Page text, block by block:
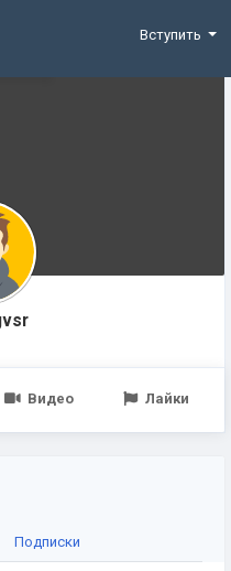
Вступить
Видео Лайки
Подписки